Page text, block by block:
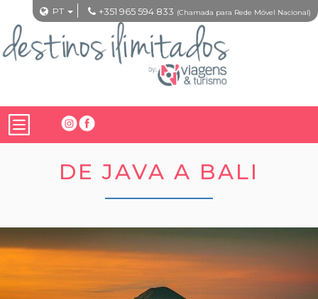
PT +351 965 594 833 (Chamada para Rede Móvel Nacional)
DE JAVA A BALI